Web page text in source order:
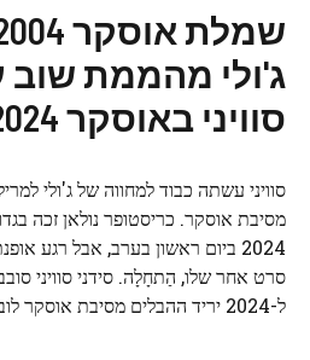
ג'ולי מהממת שוב
סוויני באוסקר 2024
סוויני עשתה כבוד למחווה של ג'ולי
מסיבת אוסקר. כריסטופר נולאן זכה
2024 ביום ראשון בערב, אבל רגע
סרט אחר שלו, הַתחָלָה. סידני סוויני
ל-2024 יריד ההבלים מסיבת אוסקר לובשת שמלה שנראתה ...